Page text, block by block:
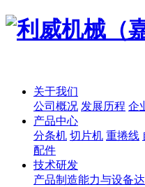
关于我们
公司概况 发展历程 企
产品中心
分条机 切片机 重捲线
配件
技术研发
产品制造能力与设备